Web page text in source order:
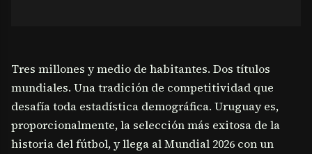
Tres millones y medio de habitantes. Dos títulos
mundiales. Una tradición de competitividad que
desafía toda estadística demográfica. Uruguay es,
proporcionalmente, la selección más exitosa de la
historia del fútbol, y llega al Mundial 2026 con un